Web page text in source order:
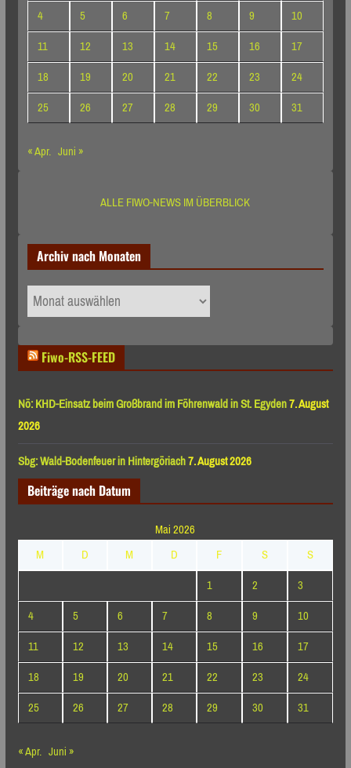
4
5 6 7 8 9
10
11
12 13 14 15 16
17
18
19 20 21 22 23
24
25
26 27 28 29 30
31
« Apr. Juni »
ALLE FIWO-NEWS IM ÜBERBLICK
Archiv nach Monaten
Archiv
nach
Fiwo-RSS-FEED
Nö: KHD-Einsatz beim Großbrand im Föhrenwald in St. Egyden7. August
2026
Sbg: Wald-Bodenfeuer in Hintergöriach7. August 2026
Beiträge nach Datum
Mai 2026
M
D M D F S
S
1
2
3
4
5 6 7 8 9
10
11
12 13 14 15 16
17
18
19 20 21 22 23
24
25
26 27 28 29 30
31
« Apr. Juni »